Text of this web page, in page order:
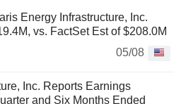
Energy Infrastructure, Inc.
vs. FactSet Est of $208.0M
05/08
Inc. Reports Earnings
and Six Months Ended